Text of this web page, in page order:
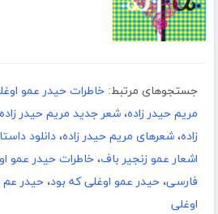
جستجوهای مرتبط: خاطرات حیدر عمو
مریم حیدر زاده، شعر جدید مریم حیدر زاده
زاده، شعرهای مریم حیدر زاده، دانلود
اشعار عمو زنجیر باف، خاطرات حیدر عمو
فارسی، حیدر عمو اوغلی که بود، حیدر عم
اوغلی